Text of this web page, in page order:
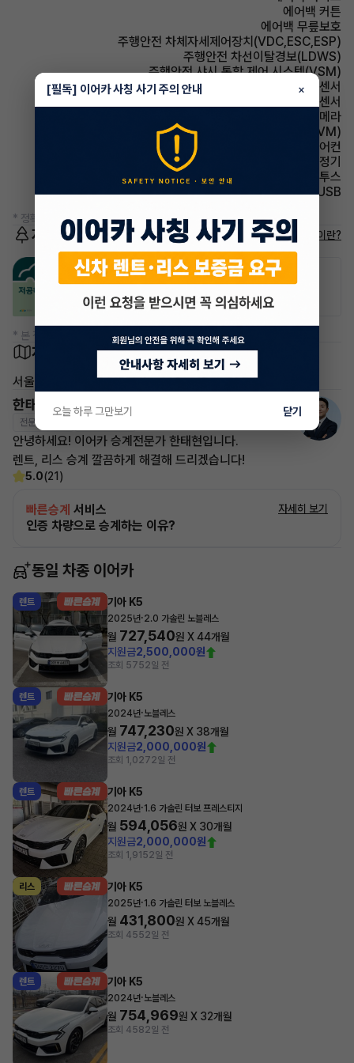
에어백 커튼
에어백 무릎보호
주행안전 차체자세제어장치(VDC,ESC,ESP)
주행안전 차선이탈경보(LDWS)
주행안전 샤시 통합 제어 시스템(VSM)
주차보조 전방감지센서
주차보조 후방감지센서
주차보조 후방카메라
주차보조 어라운드뷰(AVM)
에어컨 풀오토에어컨
에어컨 공기청정기
유무선단자 블루투스
유무선단자 USB
* 정확한 정보는 판매자와 반드시 확인하시기 바랍니다.
저공해차량 정보 저공해차량이란?
공항주차장
50% 할인
공영주차장
50% 할인
* 본 정보는 지자체마다 다를 수 있으니 실제 정보와 확인해 주세요.
차량 위치
서울 서초구 서초동
한태현 매니저
전문교육수료
안녕하세요! 이어카 승계전문가 한태현입니다.
렌트, 리스 승계 깔끔하게 해결해 드리겠습니다!
5.0(21)
빠른승계 서비스
인증 차량으로 승계하는 이유?
자세히 보기
동일 차종 이어카
렌트 기아 K5
2025년·2.0 가솔린 노블레스
월 727,540원 X44개월
지원금2,500,000원
조회 5752일 전
렌트 기아 K5
2024년·노블레스
월 747,230원 X 38개월
지원금2,000,000원
조회 1,0272일 전
렌트 기아 K5
2024년·1.6 가솔린 터보 프레스티지
월 594,056원 X 30개월
지원금2,000,000원
조회 1,9152일 전
리스 기아 K5
2025년·1.6 가솔린 터보 노블레스
월 431,800원 X45개월
조회 4552일 전
렌트 기아 K5
2024년·노블레스
월 754,969원 X 32개월
조회 4582일 전
[필독] 이어카 사칭 사기 주의 안내 ×
오늘 하루 그만보기 닫기